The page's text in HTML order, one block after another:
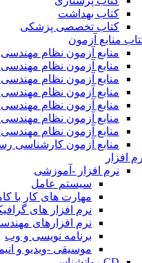
کتاب بهداشت
کتاب تخصصی پزشکی
منابع آزمون
منابع آزمون نظام مهندسی
منابع آزمون نظام
منابع آزمون نظام
منابع آزمون نظام
منابع آزمون نظام
منابع آزمون نظام
منابع آزمون نظام
منابع آزمون کارشناسی
افزار
نرم افزار -آموزشی
سیستم عامل
مهارت های کار با
نرم افزار های
نرم افزارهای
برنامه نویسی و وب
موسیقی -ویدیو و